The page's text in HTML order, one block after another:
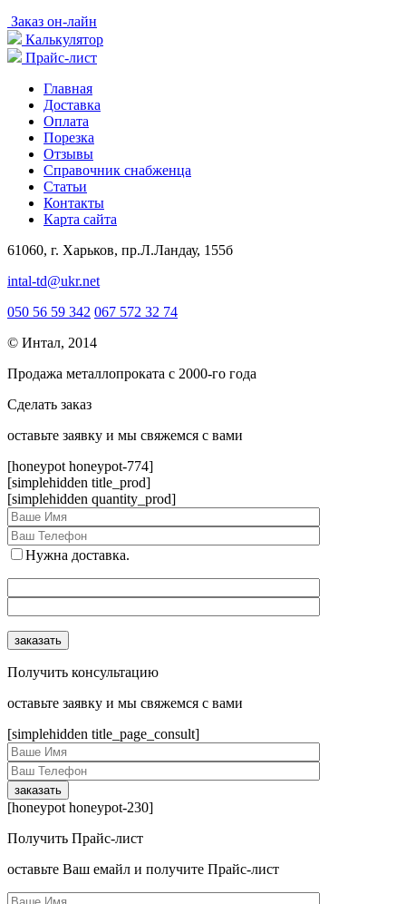
Заказ он-лайн
Калькулятор
Прайс-лист
Главная
Доставка
Оплата
Порезка
Отзывы
Справочник снабженца
Статьи
Контакты
Карта сайта
61060, г. Харьков, пр.Л.Ландау, 155б
intal-td@ukr.net
050 56 59 342 067 572 32 74
© Интал, 2014
Продажа металлопроката с 2000-го года
Сделать заказ
оcтавьте заявку и мы свяжемся с вами
[honeypot honeypot-774]
[simplehidden title_prod]
[simplehidden quantity_prod]
Нужна доставка.
Получить консультацию
оcтавьте заявку и мы свяжемся с вами
[simplehidden title_page_consult]
[honeypot honeypot-230]
Получить Прайс-лист
оcтавьте Ваш емайл и получите Прайс-лист